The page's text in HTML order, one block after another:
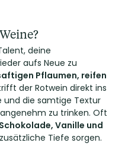
deine
aufs Neue zu
Pflaumen, reifen
der Rotwein direkt ins
und die samtige Textur
zu trinken. Oft
Vanille und
Tiefe sorgen.